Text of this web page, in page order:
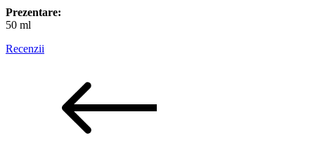
Prezentare:
50 ml
Recenzii